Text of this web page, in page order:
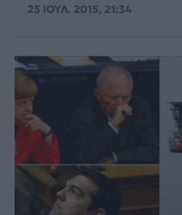
25 ΙΟΥΛ. 2015, 21:34